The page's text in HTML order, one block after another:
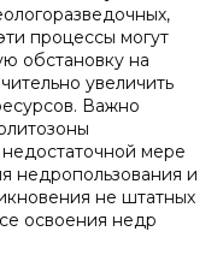
процессы могут
обстановку на
увеличить
Важно
мере
недропользования и
не штатных
освоения недр